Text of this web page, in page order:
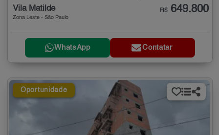
Vila Matilde
Zona Leste - São Paulo
R$ 649.800
WhatsApp Contatar
Oportunidade